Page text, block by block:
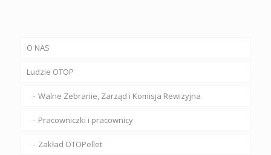
O NAS
Ludzie OTOP
Walne Zebranie, Zarząd i Komisja Rewizyjna
Pracowniczki i pracownicy
Zakład OTOPellet